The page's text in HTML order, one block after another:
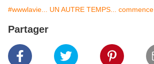
#wwwlavie... UN AUTRE TEMPS...
Partager